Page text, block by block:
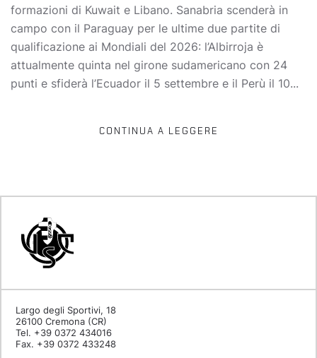
formazioni di Kuwait e Libano. Sanabria scenderà in
campo con il Paraguay per le ultime due partite di
qualificazione ai Mondiali del 2026: l’Albirroja è
attualmente quinta nel girone sudamericano con 24
punti e sfiderà l’Ecuador il 5 settembre e il Perù il 10...
CONTINUA A LEGGERE
Largo degli Sportivi, 18
26100 Cremona (CR)
Tel. +39 0372 434016
Fax. +39 0372 433248